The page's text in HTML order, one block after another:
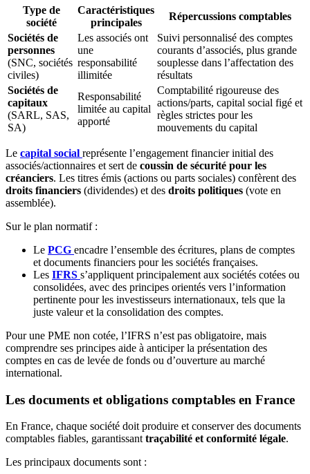
Type de
société
Caractéristiques
principales
Répercussions comptables
Sociétés de
personnes
(SNC, sociétés
civiles)
Les associés ont
une
responsabilité
illimitée
Suivi personnalisé des comptes
courants d’associés, plus grande
souplesse dans l’affectation des
résultats
Sociétés de
capitaux
(SARL, SAS,
SA)
Responsabilité
limitée au capital
apporté
Comptabilité rigoureuse des
actions/parts, capital social figé et
règles strictes pour les
mouvements du capital
Le capital social représente l’engagement financier initial des
associés/actionnaires et sert de coussin de sécurité pour les
créanciers. Les titres émis (actions ou parts sociales) confèrent des
droits financiers (dividendes) et des droits politiques (vote en
assemblée).
Sur le plan normatif :
Le PCG encadre l’ensemble des écritures, plans de comptes
et documents financiers pour les sociétés françaises.
Les IFRS s’appliquent principalement aux sociétés cotées ou
consolidées, avec des principes orientés vers l’information
pertinente pour les investisseurs internationaux, tels que la
juste valeur et la consolidation des comptes.
Pour une PME non cotée, l’IFRS n’est pas obligatoire, mais
comprendre ses principes aide à anticiper la présentation des
comptes en cas de levée de fonds ou d’ouverture au marché
international.
Les documents et obligations comptables en France
En France, chaque société doit produire et conserver des documents
comptables fiables, garantissanttraçabilité et conformité légale.
Les principaux documents sont :